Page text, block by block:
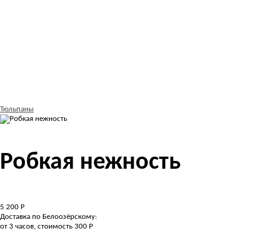
Тюльпаны
Робкая нежность
5 200 Р
Доставка по Белоозёрскому:
от 3 часов, стоимость 300 Р